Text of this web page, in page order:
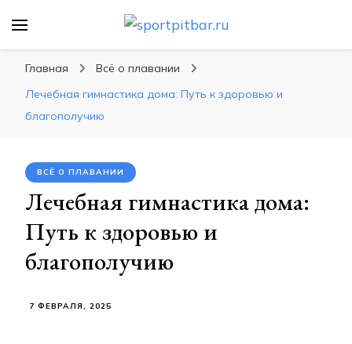
спортивных упражнения, правильные
диеты, программы тренировок
Главная
Всё о плавании
Лечебная гимнастика дома: Путь к здоровью и
благополучию
ВСЁ О ПЛАВАНИИ
Лечебная гимнастика дома:
Путь к здоровью и
благополучию
7 ФЕВРАЛЯ, 2025